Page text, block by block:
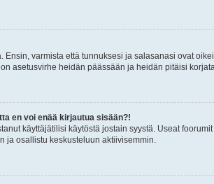
Ensin, varmista että tunnuksesi ja salasanasi ovat
asetusvirhe heidän päässään ja heidän pitäisi korjata
en voi enää kirjautua sisään?!
käyttäjätilisi käytöstä jostain syystä. Useat
ja osallistu keskusteluun aktiivisemmin.